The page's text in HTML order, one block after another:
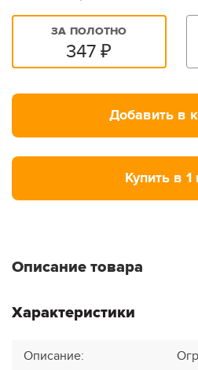
ЗА ПОЛОТНО
347 ₽
Добавить в
Купить в 1
Описание товара
Характеристики
Описание: